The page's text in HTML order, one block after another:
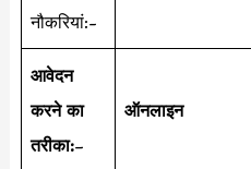
नौकरियां:-
आवेदन
करने का
तरीका:–
ऑनलाइन